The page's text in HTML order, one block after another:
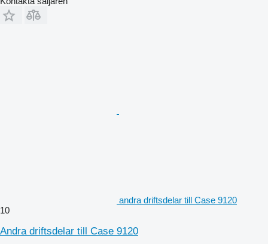
andra driftsdelar till Case 9120
10
Andra driftsdelar till Case 9120